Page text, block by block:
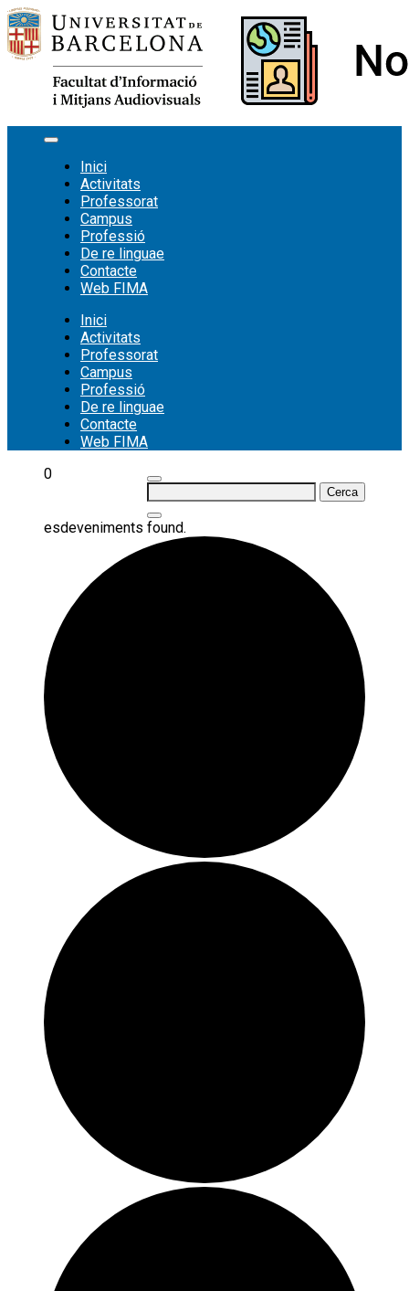
Vés
al
contingut
Inici
Activitats
Professorat
Campus
Professió
De re linguae
Contacte
Web FIMA
Inici
Activitats
Professorat
Campus
Professió
De re linguae
Contacte
Web FIMA
Cerca:
0
esdeveniments found.